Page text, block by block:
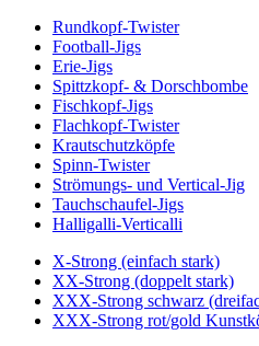
Rundkopf-Twister
Football-Jigs
Erie-Jigs
Spittzkopf- & Dorschbombe
Fischkopf-Jigs
Flachkopf-Twister
Krautschutzköpfe
Spinn-Twister
Strömungs- und Vertical-Jig
Tauchschaufel-Jigs
Halligalli-Verticalli
X-Strong (einfach stark)
XX-Strong (doppelt stark)
XXX-Strong schwarz
XXX-Strong rot/gold